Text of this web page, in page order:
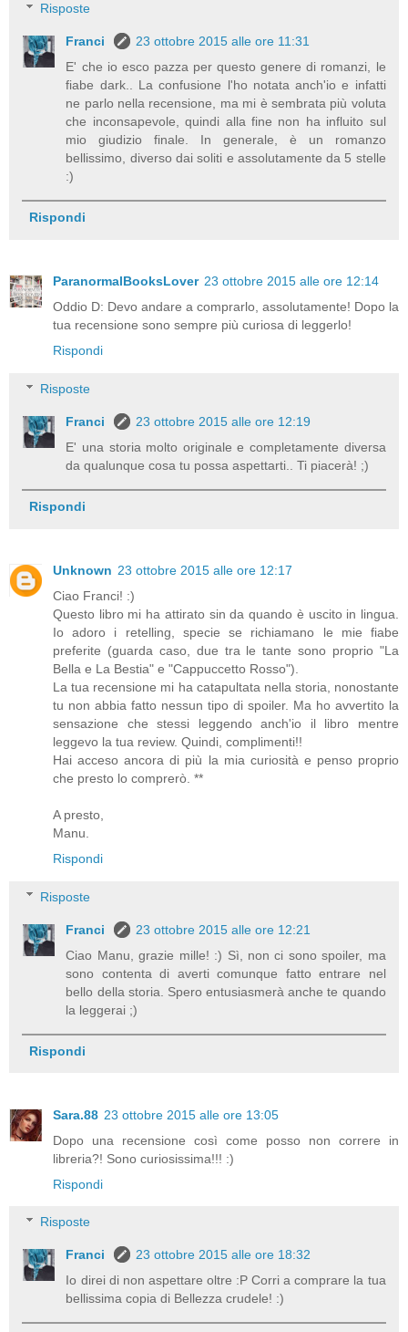
Risposte
Franci
23 ottobre 2015 alle ore 11:31
E' che io esco pazza per questo genere di romanzi, le
fiabe dark.. La confusione l'ho notata anch'io e infatti
ne parlo nella recensione, ma mi è sembrata più voluta
che inconsapevole, quindi alla fine non ha influito sul
mio giudizio finale. In generale, è un romanzo
bellissimo, diverso dai soliti e assolutamente da 5 stelle
:)
Rispondi
ParanormalBooksLover 23 ottobre 2015 alle ore 12:14
Oddio D: Devo andare a comprarlo, assolutamente! Dopo la
tua recensione sono sempre più curiosa di leggerlo!
Rispondi
Risposte
Franci
23 ottobre 2015 alle ore 12:19
E' una storia molto originale e completamente diversa
da qualunque cosa tu possa aspettarti.. Ti piacerà! ;)
Rispondi
Unknown 23 ottobre 2015 alle ore 12:17
Ciao Franci! :)
Questo libro mi ha attirato sin da quando è uscito in lingua.
Io adoro i retelling, specie se richiamano le mie fiabe
preferite (guarda caso, due tra le tante sono proprio "La
Bella e La Bestia" e "Cappuccetto Rosso").
La tua recensione mi ha catapultata nella storia, nonostante
tu non abbia fatto nessun tipo di spoiler. Ma ho avvertito la
sensazione che stessi leggendo anch'io il libro mentre
leggevo la tua review. Quindi, complimenti!!
Hai acceso ancora di più la mia curiosità e penso proprio
che presto lo comprerò. **
A presto,
Manu.
Rispondi
Risposte
Franci
23 ottobre 2015 alle ore 12:21
Ciao Manu, grazie mille! :) Sì, non ci sono spoiler, ma
sono contenta di averti comunque fatto entrare nel
bello della storia. Spero entusiasmerà anche te quando
la leggerai ;)
Rispondi
Sara.88 23 ottobre 2015 alle ore 13:05
Dopo una recensione così come posso non correre in
libreria?! Sono curiosissima!!! :)
Rispondi
Risposte
Franci
23 ottobre 2015 alle ore 18:32
Io direi di non aspettare oltre :P Corri a comprare la tua
bellissima copia di Bellezza crudele! :)